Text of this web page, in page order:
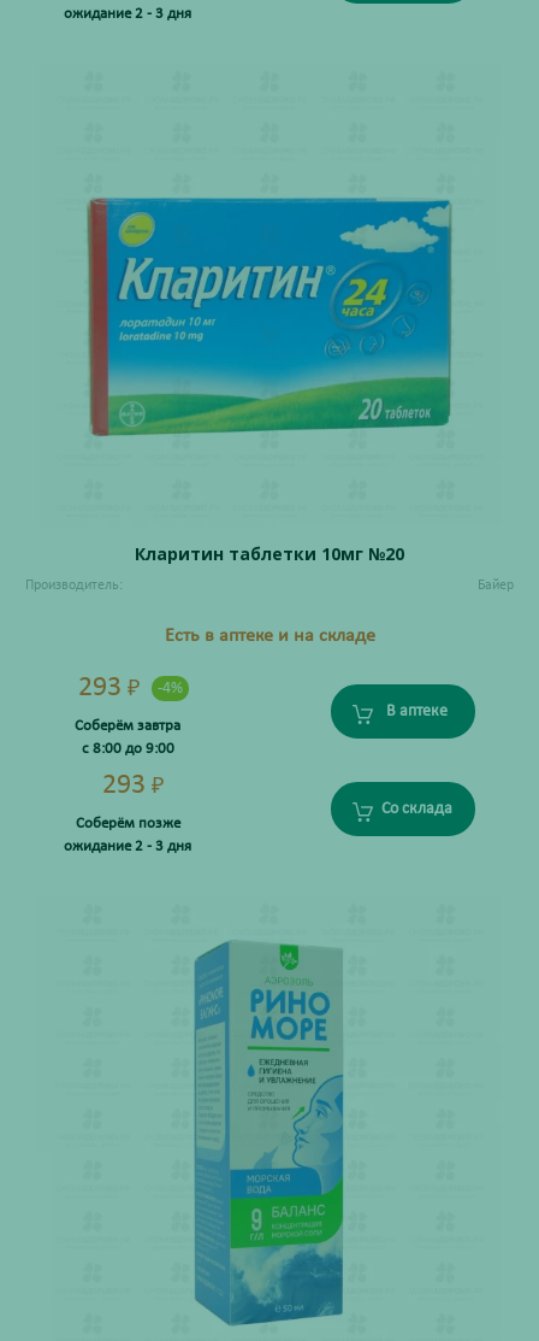
ожидание 2 - 3 дня
Кларитин таблетки 10мг №20
Производитель: Байер
Есть в аптеке и на складе
293 ₽ -4%
Соберём завтра
с 8:00 до 9:00
В аптеке
293 ₽
Соберём позже
ожидание 2 - 3 дня
Со склада